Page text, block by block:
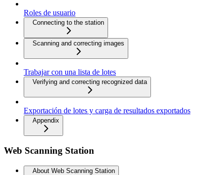
Roles de usuario
Connecting to the station
Scanning and correcting images
Trabajar con una lista de lotes
Verifying and correcting recognized data
Exportación de lotes y carga de resultados exportados
Appendix
Web Scanning Station
About Web Scanning Station